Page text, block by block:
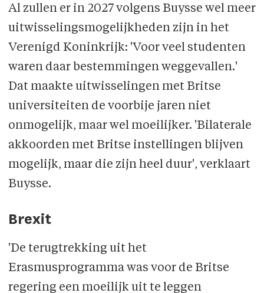
Al zullen er in 2027 volgens Buysse wel meer
uitwisselingsmogelijkheden zijn in het
Verenigd Koninkrijk: 'Voor veel studenten
waren daar bestemmingen weggevallen.'
Dat maakte uitwisselingen met Britse
universiteiten de voorbije jaren niet
onmogelijk, maar wel moeilijker. 'Bilaterale
akkoorden met Britse instellingen blijven
mogelijk, maar die zijn heel duur', verklaart
Buysse.
Brexit
'De terugtrekking uit het
Erasmusprogramma was voor de Britse
regering een moeilijk uit te leggen